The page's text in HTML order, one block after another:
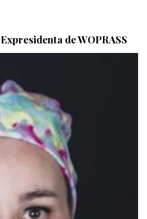
Expresidenta de WOPRASS